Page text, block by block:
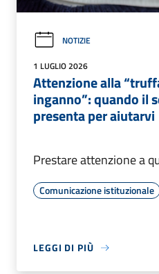
NOTIZIE
1 LUGLIO 2026
Attenzione alla
inganno”: quando il
presenta per aiutarvi
Prestare attenzione a
Comunicazione istituzionale
LEGGI DI PIÙ